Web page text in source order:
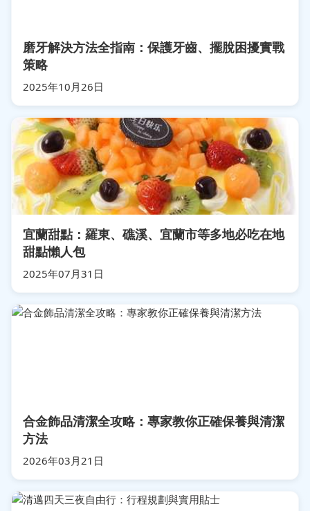
磨牙解決方法全指南：保護牙齒、擺脫困擾實戰
策略
2025年10月26日
宜蘭甜點：羅東、礁溪、宜蘭市等多地必吃在地
甜點懶人包
2025年07月31日
合金飾品清潔全攻略：專家教你正確保養與清潔
方法
2026年03月21日